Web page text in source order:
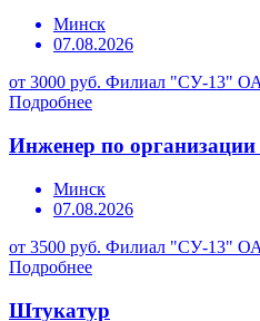
Минск
07.08.2026
от 3000 руб. Филиал "СУ-13"
Подробнее
Инженер по
Минск
07.08.2026
от 3500 руб. Филиал "СУ-13"
Подробнее
Штукатур